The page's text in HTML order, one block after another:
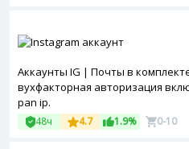
Аккаунты IG | Почты в
вухфакторная авторизация
pan ip.
48ч 4.7 1.9% 0-10